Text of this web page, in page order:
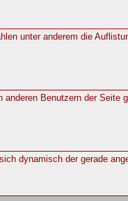
unter anderem die
Benutzern der
dynamisch der gerade